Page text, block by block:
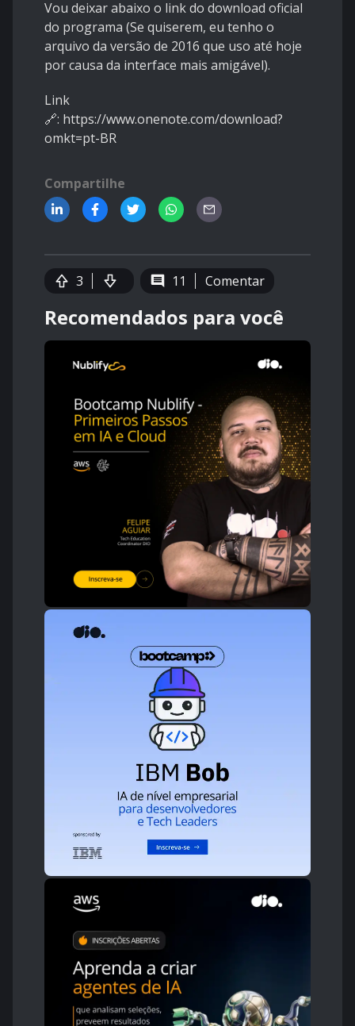
Vou deixar abaixo o link do download oficial
do programa (Se quiserem, eu tenho o
arquivo da versão de 2016 que uso até hoje
por causa da interface mais amigável).
Link
🔗: https://www.onenote.com/download?
omkt=pt-BR
Compartilhe
3 11 Comentar
Recomendados para você